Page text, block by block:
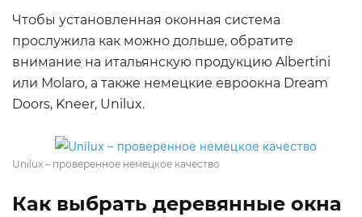
Чтобы установленная оконная система
прослужила как можно дольше, обратите
внимание на итальянскую продукцию Albertini
или Molaro, а также немецкие евроокна Dream
Doors, Kneer, Unilux.
Unilux – проверенное немецкое качество
Как выбрать деревянные окна